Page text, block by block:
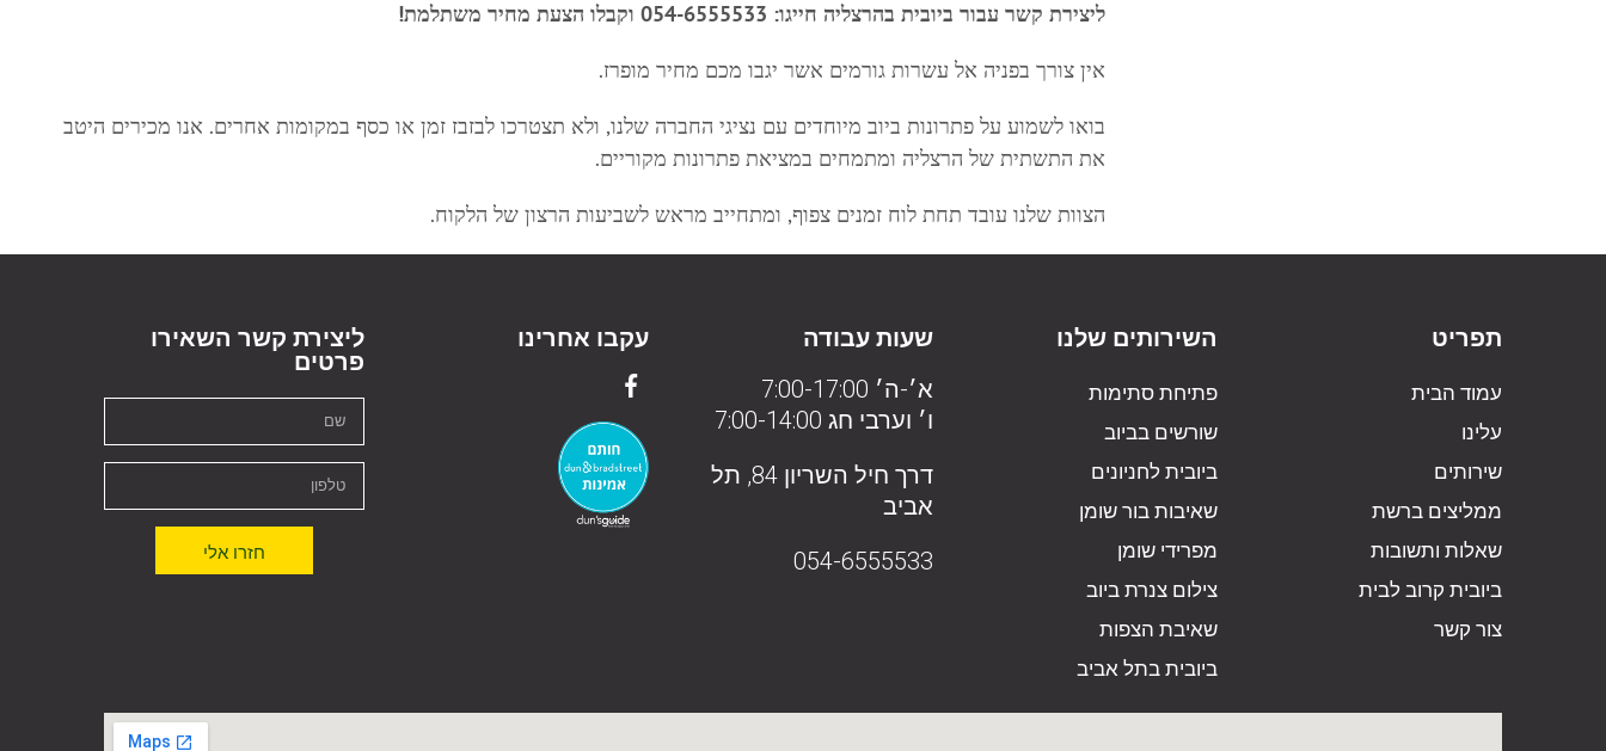
ליצירת קשר עבור ביובית בהרצליה חייגו: 054-6555533 ו קבלו הצעת מחיר משתלמת!
אין צורך בפניה אל עשרות גורמים אשר יגבו מכם מחיר מופרז.
בואו לשמוע על פתרונות ביוב מיוחדים עם נציגי החברה שלנו, ולא תצטרכו לבזבז זמן או כסף במקומות אחרים. אנו מכירים היטב
את התשתית של הרצליה ומתמחים במציאת פתרונות מקוריים.
הצוות שלנו עובד תחת לוח זמנים צפוף, ומתחייב מראש לשביעות הרצון של הלקוח.
תפריט
עמוד הבית
עלינו
שירותים
ממליצים ברשת
שאלות ותשובות
ביובית קרוב לבית
צור קשר
השירותים שלנו
פתיחת סתימות
שורשים בביוב
ביובית לחניונים
שאיבות בור שומן
מפרידי שומן
צילום צנרת ביוב
שאיבת הצפות
ביובית בתל אביב
שעות עבודה
א׳-ה׳ 7:00-17:00
ו׳ וערבי חג 7:00-14:00
דרך חיל השריון 84, תל
אביב
054-6555533
עקבו אחרינו
ליצירת קשר השאירו
פרטים
חזרו אלי